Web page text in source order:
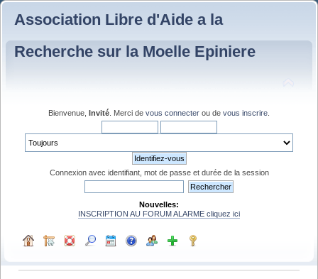
Association Libre d'Aide a la
Recherche sur la Moelle Epiniere
Bienvenue, Invité . Merci de vous connecter ou de vous inscrire
Connexion avec identifiant, mot de passe et durée de la session
Nouvelles:
INSCRIPTION AU FORUM ALARME cliquez ici